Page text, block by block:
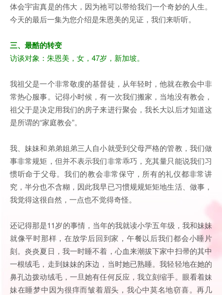
体会宇宙真是的伟大，因为祂可以带给我们一个奇妙的人生。
今天的最后一集为您介绍是朱恩美的见证，我们来听听。
三、最酷的转变
访谈对象：朱恩美，女，47岁，新加坡。
我祖父是一个非常敬虔的基督徒，从年轻时，他就在教会中非
常热心服事。记得小时候，有一次我们搬家，当地没有教会，
祖父于是决定用我们的房子来进行聚会，我长大以后才知道这
是所谓的“家庭教会”。
我、妹妹和弟弟姐弟三人自小就受到父母严格的管教，我们做
事非常规矩，但并不表示我们非常乖巧，充其量只能说我们习
惯听命于父母。我们的教会非常保守，所有的礼仪都非常讲
究，半分也不含糊，因此我早已习惯规规矩矩地生活、做事，
我觉得这很自然，一点也不觉得奇怪。
还记得那是11岁的事情，当年的我就读小学五年级，我和妹妹
就像平时那样，在放学后回到家，午餐以后我们都会小睡片
刻。炎炎夏日，我一时睡不着，心血来潮拔下家中扫帚的其中
一根绒毛，走到妹妹的床边，当时她已熟睡。我轻轻地在她的
鼻孔边拨动绒毛，一旦她有任何反应，我立刻缩手。眼看着妹
妹在睡梦中因为很痒而皱着眉头，我心中莫名地窃喜。再几